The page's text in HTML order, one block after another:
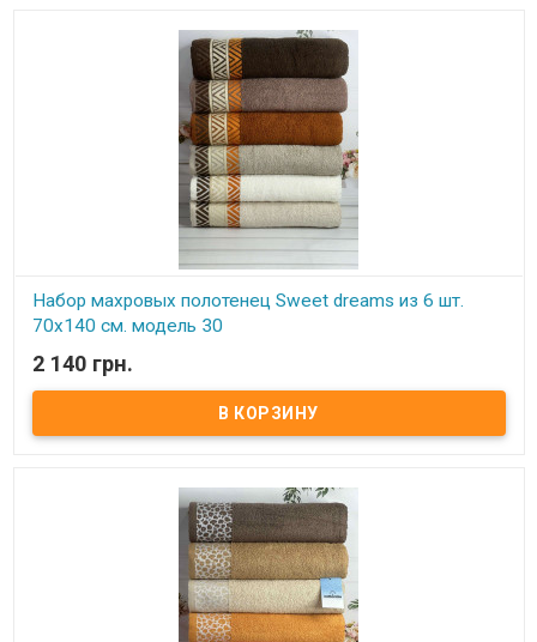
Набор махровых полотенец Sweet dreams из 6 шт.
70x140 см. модель 30
В наличии
Набор махровых полотенец Sweet dreams из 6 шт. 70x140 см.
Комплектность: 70х140 см (6 шт. ) Состав: махра, 100% хлопок.
Плотность: 550 г/м.кв. Упаковка: ПВХ Производитель: Sweet
2 140 грн.